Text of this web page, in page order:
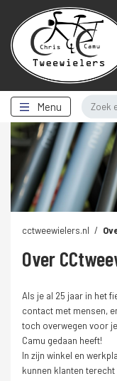
Menu
cctweewielers.nl
Over
Als je al 25 jaar in het
contact met mensen,
toch overwegen voor
Camu gedaan heeft!
In zijn winkel en
kunnen klanten